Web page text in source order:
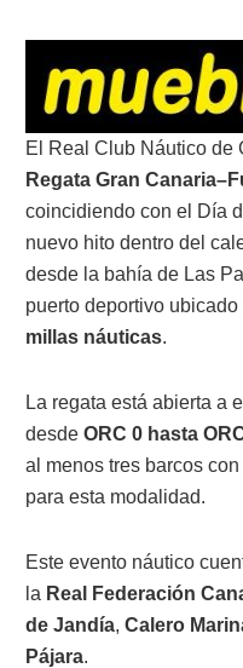
El Real Club Náutico de
Regata Gran
coincidiendo con el Día
nuevo hito dentro del
desde la bahía de Las
puerto deportivo ubicado
millas náuticas.
La regata está abierta a
desde ORC 0 hasta
al menos tres barcos con
para esta modalidad.
Este evento náutico
la Real Federación
de Jandía, Calero
Pájara.